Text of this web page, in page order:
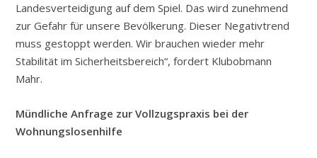
Landesverteidigung auf dem Spiel. Das wird zunehmend
zur Gefahr für unsere Bevölkerung. Dieser Negativtrend
muss gestoppt werden. Wir brauchen wieder mehr
Stabilität im Sicherheitsbereich“, fordert Klubobmann
Mahr.
Mündliche Anfrage zur Vollzugspraxis bei der
Wohnungslosenhilfe